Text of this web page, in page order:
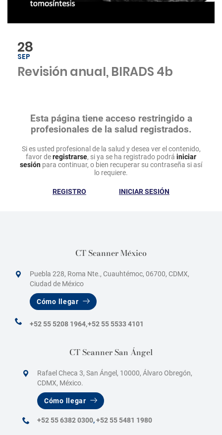
28
SEP
Revisión anual, BIRADS 4b
Esta página tiene acceso restringido a
profesionales de la salud registrados.
Si es usted profesional de la salud y desea ver el contenido,
favor deregistrarse, si ya se ha registrado podrá iniciar
sesión para continuar, o bien recuperar su contraseña si así
lo requiere.
REGISTRO INICIAR SESIÓN
CT Scanner México
Puebla 228, Roma Nte., Cuauhtémoc, 06700, CDMX,
Ciudad de México
Cómo llegar
+52 55 5208 1964,+52 55 5533 4101
CT Scanner San Ángel
Rafael Checa 3, San Ángel, 10000, Álvaro Obregón,
CDMX, México.
Cómo llegar
+52 55 6382 0300,+52 55 5481 1980